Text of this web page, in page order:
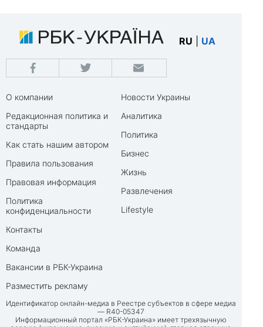
RU UA
О компании
Редакционная политика и
стандарты
Как стать нашим автором
Правила пользования
Правовая информация
Политика
конфиденциальности
Контакты
Команда
Вакансии в РБК-Украина
Разместить рекламу
Новости Украины
Аналитика
Политика
Бизнес
Жизнь
Развлечения
Lifestyle
Идентификатор онлайн-медиа в Реестре субъектов в сфере медиа
— R40-05347
Информационный портал «РБК-Украина» имеет трехязычную